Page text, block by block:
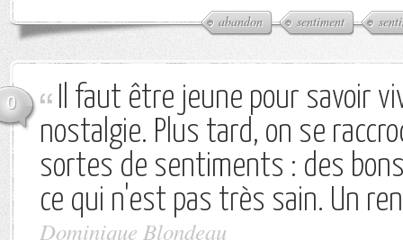
abandon sentiment
0
Il faut être jeune pour savoir
nostalgie. Plus tard, on se
sortes de sentiments : des
ce qui n'est pas très sain. Un
Dominique Blondeau